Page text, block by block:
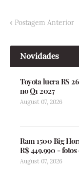
Postagem Anterior
Novidades
Toyota lucra R$
no Q1 2027
August 07, 2026
Ram 1500 Big
R$ 449.990 -
August 07, 2026